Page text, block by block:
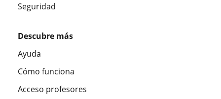
Seguridad
Descubre más
Ayuda
Cómo funciona
Acceso profesores